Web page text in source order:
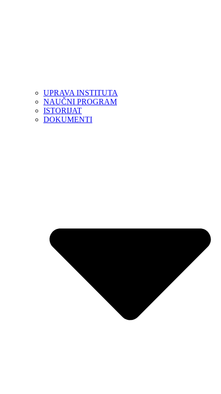
UPRAVA INSTITUTA
NAUČNI PROGRAM
ISTORIJAT
DOKUMENTI